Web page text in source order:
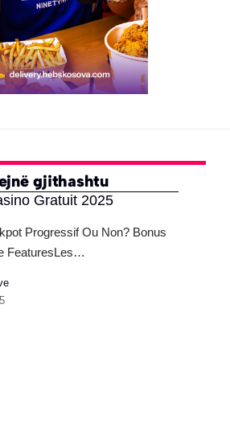
gjithashtu
Gratuit 2025
Progressif Ou Non? Bonus
FeaturesLes…